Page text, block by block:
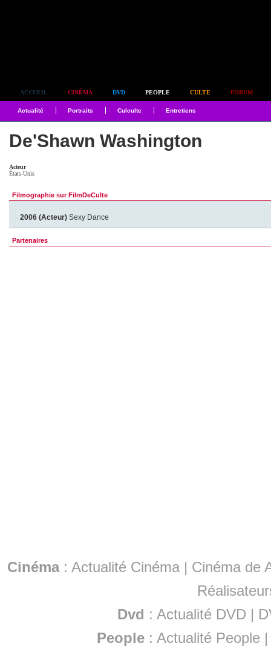
ACCUEIL CINÉMA DVD PEOPLE CULTE FORUM
Actualité Portraits Culculte Entretiens
De'Shawn Washington
Acteur
États-Unis
Filmographie sur FilmDeCulte
2006 (Acteur) Sexy Dance
Partenaires
Cinéma: Actualité Cinéma | Cinéma de
Dvd : Actualité DVD |
People :Actualité People